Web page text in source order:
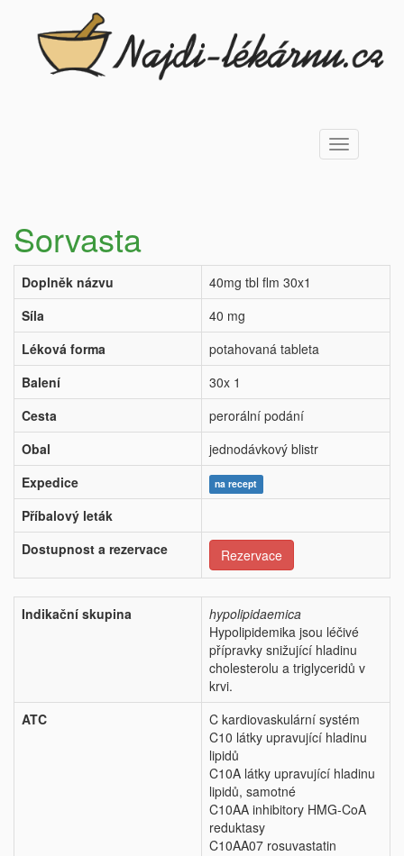
Toggle
navigation
Sorvasta
Doplněk názvu
40mg tbl flm 30x1
Síla
40 mg
Léková forma
potahovaná tableta
Balení
30x 1
Cesta
perorální podání
Obal
jednodávkový blistr
Expedice
na recept
Příbalový leták
Dostupnost a rezervace
Rezervace
Indikační skupina
hypolipidaemica
Hypolipidemika jsou léčivé
přípravky snižující hladinu
cholesterolu a triglyceridů v
krvi.
ATC
C kardiovaskulární systém
C10 látky upravující hladinu
lipidů
C10A látky upravující hladinu
lipidů, samotné
C10AA inhibitory HMG-CoA
reduktasy
C10AA07 rosuvastatin